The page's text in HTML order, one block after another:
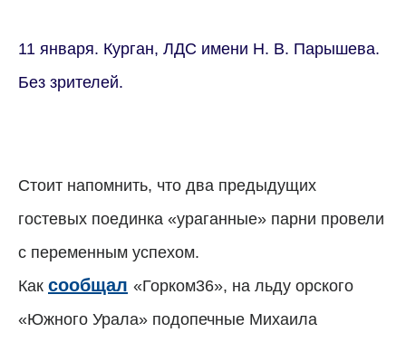
11 января. Курган, ЛДС имени Н. В. Парышева.
Без зрителей.
Стоит напомнить, что два предыдущих
гостевых поединка «ураганные» парни провели
с переменным успехом.
Как сообщал «Горком36», на льду орского
«Южного Урала» подопечные Михаила